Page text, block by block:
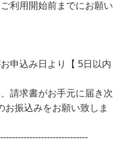
利用開始前までにお願い
申込み日より【 5日以内
請求書がお手元に届き次
お振込みをお願い致しま